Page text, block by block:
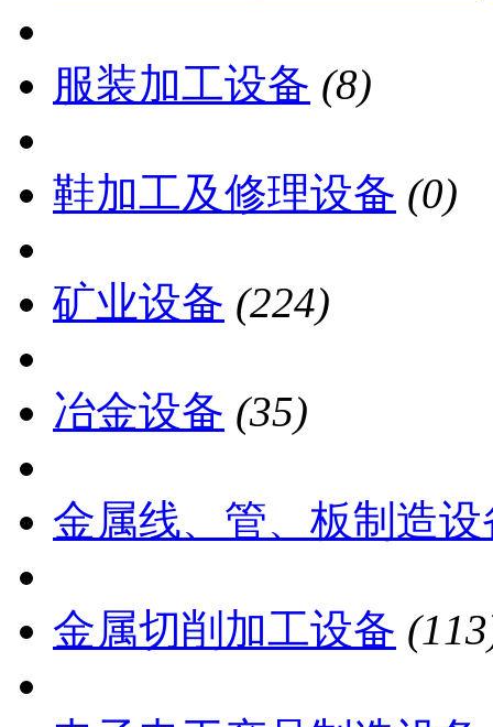
服装加工设备 (8)
鞋加工及修理设备 (0)
矿业设备 (224)
冶金设备 (35)
金属线、管、板制造设
金属切削加工设备